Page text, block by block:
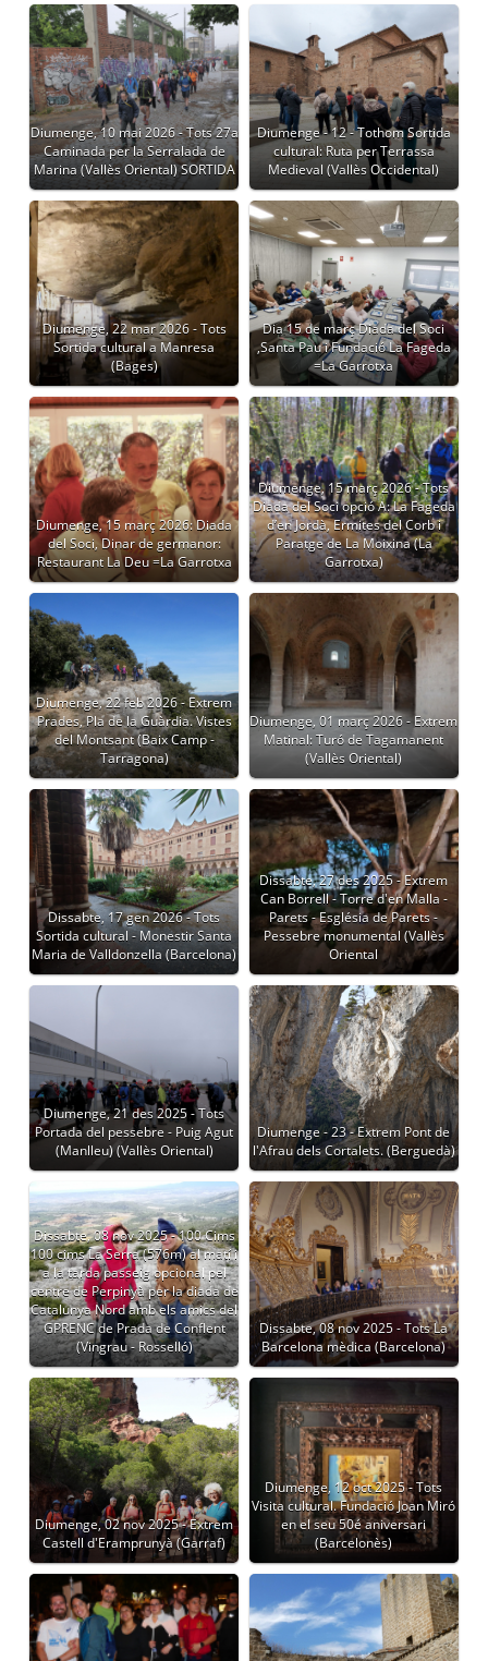
Diumenge, 10 mai 2026 - Tots 27a
Caminada per la Serralada de
Marina (Vallès Oriental) SORTIDA
Diumenge - 12 - Tothom Sortida
cultural: Ruta per Terrassa
Medieval (Vallès Occidental)
Diumenge, 22 mar 2026 - Tots
Sortida cultural a Manresa
(Bages)
Dia 15 de març Diada del Soci
,Santa Pau i Fundació La Fageda
=La Garrotxa
Diumenge, 15 març 2026: Diada
del Soci, Dinar de germanor:
Restaurant La Deu =La Garrotxa
Diumenge, 15 març 2026 - Tots
Diada del Soci opció A: La Fageda
d’en Jordà, Ermites del Corb i
Paratge de La Moixina (La
Garrotxa)
Diumenge, 22 feb 2026 - Extrem
Prades, Pla de la Guàrdia. Vistes
del Montsant (Baix Camp -
Tarragona)
Diumenge, 01 març 2026 - Extrem
Matinal: Turó de Tagamanent
(Vallès Oriental)
Dissabte, 17 gen 2026 - Tots
Sortida cultural - Monestir Santa
Maria de Valldonzella (Barcelona)
Dissabte, 27 des 2025 - Extrem
Can Borrell - Torre d'en Malla -
Parets - Església de Parets -
Pessebre monumental (Vallès
Oriental
Diumenge, 21 des 2025 - Tots
Portada del pessebre - Puig Agut
(Manlleu) (Vallès Oriental)
Diumenge - 23 - Extrem Pont de
l'Afrau dels Cortalets. (Berguedà)
Dissabte, 08 nov 2025 - 100 Cims
100 cims La Serra (576m) al matí i
a la tarda passeig opcional pel
centre de Perpinyà per la diada de
Catalunya Nord amb els amics del
GPRENC de Prada de Conflent
(Vingrau - Rosselló)
Dissabte, 08 nov 2025 - Tots La
Barcelona mèdica (Barcelona)
Diumenge, 02 nov 2025 - Extrem
Castell d'Eramprunyà (Garraf)
Diumenge, 12 oct 2025 - Tots
Visita cultural. Fundació Joan Miró
en el seu 50é aniversari
(Barcelonès)